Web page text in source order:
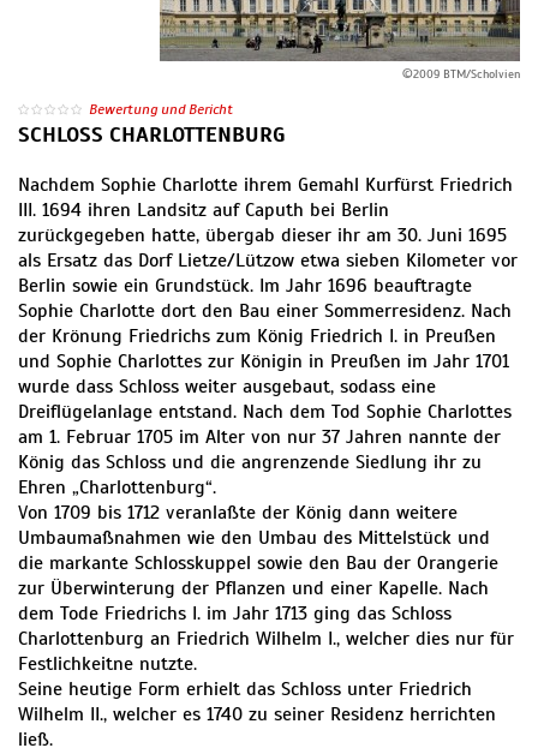
©2009 BTM/Scholvien
Bewertung und Bericht
SCHLOSS CHARLOTTENBURG
Nachdem Sophie Charlotte ihrem Gemahl Kurfürst Friedrich
III. 1694 ihren Landsitz auf Caputh bei Berlin
zurückgegeben hatte, übergab dieser ihr am 30. Juni 1695
als Ersatz das Dorf Lietze/Lützow etwa sieben Kilometer vor
Berlin sowie ein Grundstück. Im Jahr 1696 beauftragte
Sophie Charlotte dort den Bau einer Sommerresidenz. Nach
der Krönung Friedrichs zum König Friedrich I. in Preußen
und Sophie Charlottes zur Königin in Preußen im Jahr 1701
wurde dass Schloss weiter ausgebaut, sodass eine
Dreiflügelanlage entstand. Nach dem Tod Sophie Charlottes
am 1. Februar 1705 im Alter von nur 37 Jahren nannte der
König das Schloss und die angrenzende Siedlung ihr zu
Ehren „Charlottenburg“.
Von 1709 bis 1712 veranlaßte der König dann weitere
Umbaumaßnahmen wie den Umbau des Mittelstück und
die markante Schlosskuppel sowie den Bau der Orangerie
zur Überwinterung der Pflanzen und einer Kapelle. Nach
dem Tode Friedrichs I. im Jahr 1713 ging das Schloss
Charlottenburg an Friedrich Wilhelm I., welcher dies nur für
Festlichkeitne nutzte.
Seine heutige Form erhielt das Schloss unter Friedrich
Wilhelm II., welcher es 1740 zu seiner Residenz herrichten
ließ.